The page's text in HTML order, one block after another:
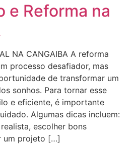
e Reforma na
NA CANGAIBA A reforma
processo desafiador, mas
de transformar um
sonhos. Para tornar esse
e eficiente, é importante
Algumas dicas incluem:
escolher bons
um projeto […]